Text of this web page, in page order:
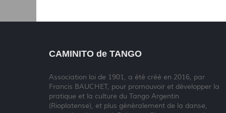
CAMINITO de TANGO
Association loi de 1901, a été créé en 2016, par
Francis BAUCHET, pour promouvoir et développer la
pratique et la culture du Tango Argentin
(Rioplatense), et plus généralement de la danse,